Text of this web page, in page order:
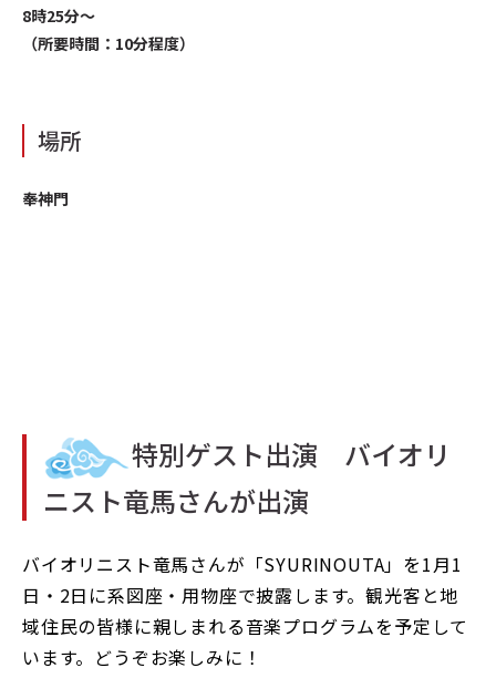
8時25分〜
（所要時間：10分程度）
場所
奉神門
特別ゲスト出演 バイオリ
ニスト竜馬さんが出演
バイオリニスト竜馬さんが「SYURINOUTA」を1月1
日・2日に系図座・用物座で披露します。観光客と地
域住民の皆様に親しまれる音楽プログラムを予定して
います。どうぞお楽しみに！